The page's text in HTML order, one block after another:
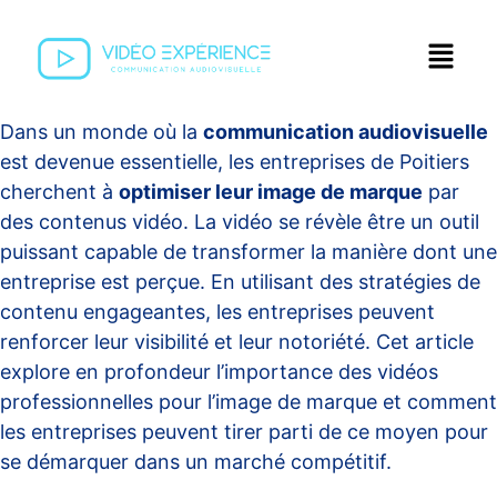
Dans un monde où la communication audiovisuelle
est devenue essentielle, les entreprises de Poitiers
cherchent à optimiser leur image de marque par
des contenus vidéo. La vidéo se révèle être un outil
puissant capable de transformer la manière dont une
entreprise est perçue. En utilisant des stratégies de
contenu engageantes, les entreprises peuvent
renforcer leur visibilité et leur notoriété. Cet article
explore en profondeur l’importance des vidéos
professionnelles pour l’image de marque et comment
les entreprises peuvent tirer parti de ce moyen pour
se démarquer dans un marché compétitif.